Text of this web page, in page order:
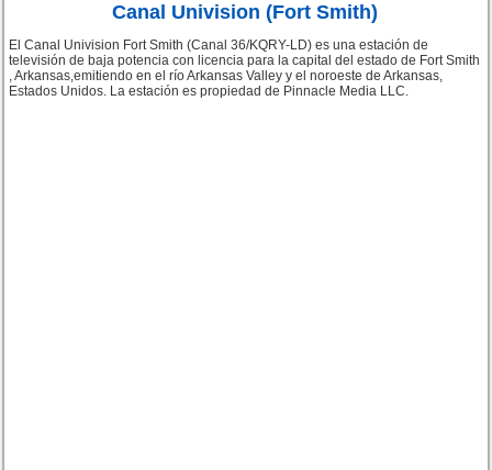
Canal Univision (Fort Smith)
El Canal Univision Fort Smith (Canal 36/KQRY-LD) es una estación de
televisión de baja potencia con licencia para la capital del estado de Fort Smith
, Arkansas,emitiendo en el río Arkansas Valley y el noroeste de Arkansas,
Estados Unidos. La estación es propiedad de Pinnacle Media LLC.